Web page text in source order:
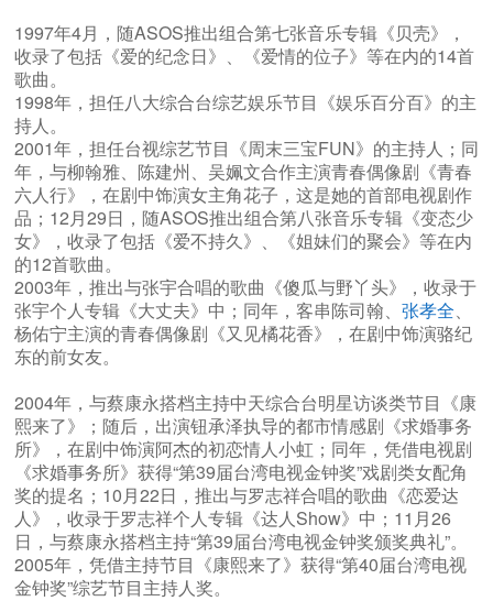
1997年4月，随ASOS推出组合第七张音乐专辑《贝壳》，
收录了包括《爱的纪念日》、《爱情的位子》等在内的14首
歌曲。
1998年，担任八大综合台综艺娱乐节目《娱乐百分百》的主
持人。
2001年，担任台视综艺节目《周末三宝FUN》的主持人；同
年，与柳翰雅、陈建州、吴姵文合作主演青春偶像剧《青春
六人行》，在剧中饰演女主角花子，这是她的首部电视剧作
品；12月29日，随ASOS推出组合第八张音乐专辑《变态少
女》，收录了包括《爱不持久》、《姐妹们的聚会》等在内
的12首歌曲。
2003年，推出与张宇合唱的歌曲《傻瓜与野丫头》，收录于
张宇个人专辑《大丈夫》中；同年，客串陈司翰、 张孝全、
杨佑宁主演的青春偶像剧《又见橘花香》，在剧中饰演骆纪
东的前女友。
2004年，与蔡康永搭档主持中天综合台明星访谈类节目《康
熙来了》；随后，出演钮承泽执导的都市情感剧《求婚事务
所》，在剧中饰演阿杰的初恋情人小虹；同年，凭借电视剧
《求婚事务所》获得“第39届台湾电视金钟奖”戏剧类女配角
奖的提名；10月22日，推出与罗志祥合唱的歌曲《恋爱达
人》，收录于罗志祥个人专辑《达人Show》中；11月26
日，与蔡康永搭档主持“第39届台湾电视金钟奖颁奖典礼”。
2005年，凭借主持节目《康熙来了》获得“第40届台湾电视
金钟奖”综艺节目主持人奖。